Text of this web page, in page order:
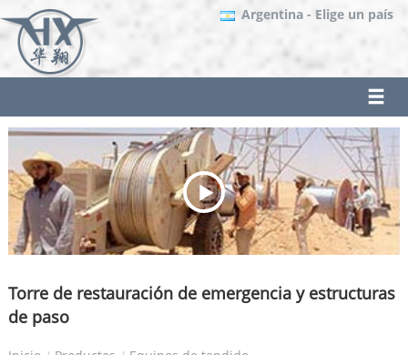
Argentina - Elige un país
Torre de restauración de emergencia y estructuras
de paso